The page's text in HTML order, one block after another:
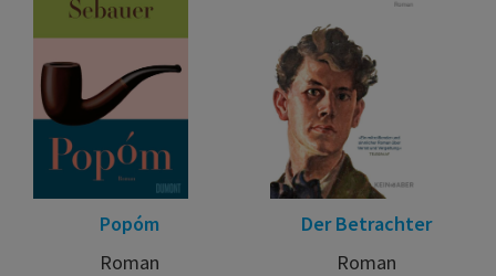
Popóm
Roman
Der Betrachter
Roman